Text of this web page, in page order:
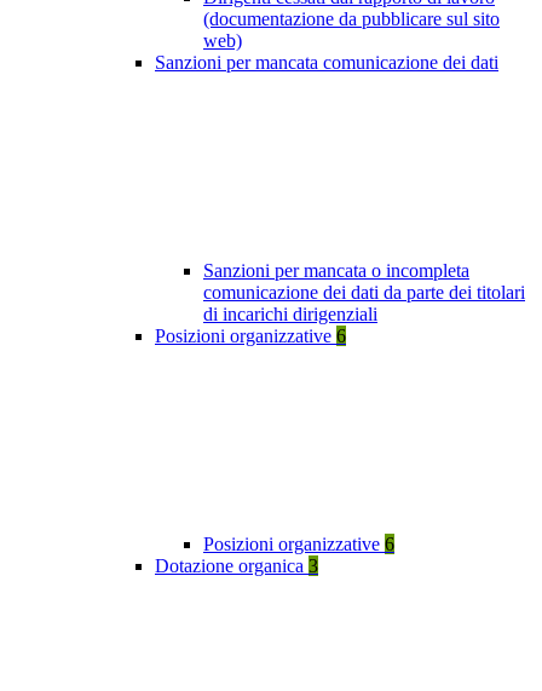
(documentazione da pubblicare sul sito
web)
Sanzioni per mancata comunicazione dei dati
Sanzioni per mancata o incompleta
comunicazione dei dati da parte dei titolari
di incarichi dirigenziali
Posizioni organizzative 6
Posizioni organizzative 6
Dotazione organica 3